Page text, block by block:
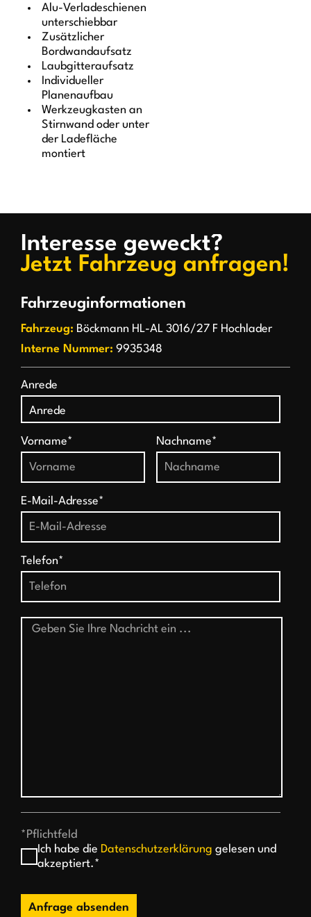
Alu-Verladeschienen
unterschiebbar
Zusätzlicher
Bordwandaufsatz
Laubgitteraufsatz
Individueller
Planenaufbau
Werkzeugkasten an
Stirnwand oder unter
der Ladefläche
montiert
Interesse geweckt?
Jetzt Fahrzeug anfragen!
Fahrzeuginformationen
Fahrzeug: Böckmann HL-AL 3016/27 F Hochlader
Interne Nummer: 9935348
Anrede
Vorname* Nachname*
E-Mail-Adresse*
Telefon*
*Pflichtfeld
Ich habe die Datenschutzerklärung gelesen und
akzeptiert.*
Anfrage absenden